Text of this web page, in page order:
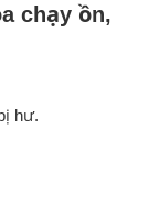
chạy ồn,
hư.